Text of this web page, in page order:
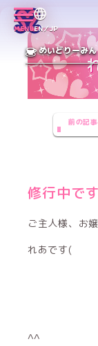
MENUEN／JP
めいどりーみん
前の記
修行中で
ご主人様、お
れあです(
^^